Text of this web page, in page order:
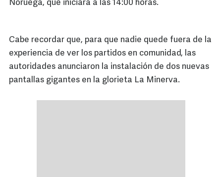
Noruega, que iniciará a las 14:00 horas.
Cabe recordar que, para que nadie quede fuera de la
experiencia de ver los partidos en comunidad, las
autoridades anunciaron la instalación de dos nuevas
pantallas gigantes en la glorieta La Minerva.